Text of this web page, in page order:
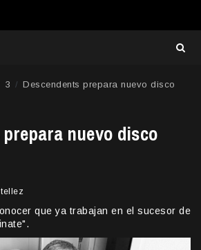
3 Descendents prepara nuevo disco
nuevo disco
que ya trabajan en el sucesor de